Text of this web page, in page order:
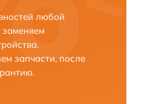
любой
запчасти, после